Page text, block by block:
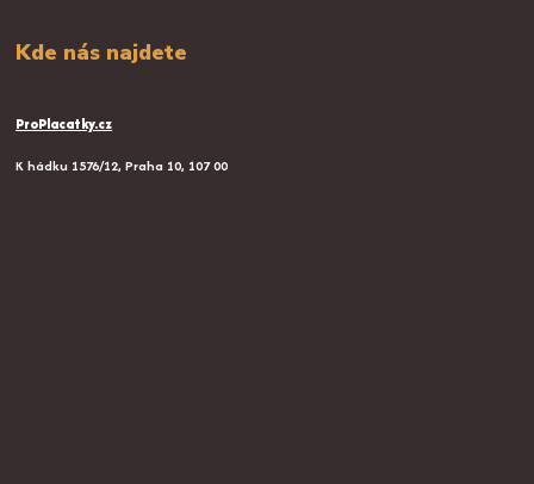
Kde nás najdete
ProPlacatky.cz
K hádku 1576/12, Praha 10, 107 00